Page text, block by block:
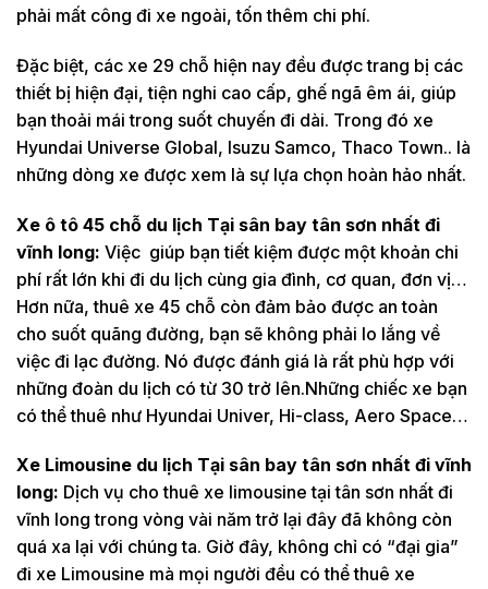
phải mất công đi xe ngoài, tốn thêm chi phí.
Đặc biệt, các xe 29 chỗ hiện nay đều được trang bị các
thiết bị hiện đại, tiện nghi cao cấp, ghế ngã êm ái, giúp
bạn thoải mái trong suốt chuyến đi dài. Trong đó xe
Hyundai Universe Global, Isuzu Samco, Thaco Town.. là
những dòng xe được xem là sự lựa chọn hoàn hảo nhất.
Xe ô tô 45 chỗ du lịch Tại sân bay tân sơn nhất đi
vĩnh long: Việc giúp bạn tiết kiệm được một khoản chi
phí rất lớn khi đi du lịch cùng gia đình, cơ quan, đơn vị…
Hơn nữa, thuê xe 45 chỗ còn đảm bảo được an toàn
cho suốt quãng đường, bạn sẽ không phải lo lắng về
việc đi lạc đường. Nó được đánh giá là rất phù hợp với
những đoàn du lịch có từ 30 trở lên.Những chiếc xe bạn
có thể thuê như Hyundai Univer, Hi-class, Aero Space…
Xe Limousine du lịch Tại sân bay tân sơn nhất đi vĩnh
long: Dịch vụ cho thuê xe limousine tại tân sơn nhất đi
vĩnh long trong vòng vài năm trở lại đây đã không còn
quá xa lại với chúng ta. Giờ đây, không chỉ có “đại gia”
đi xe Limousine mà mọi người đều có thể thuê xe